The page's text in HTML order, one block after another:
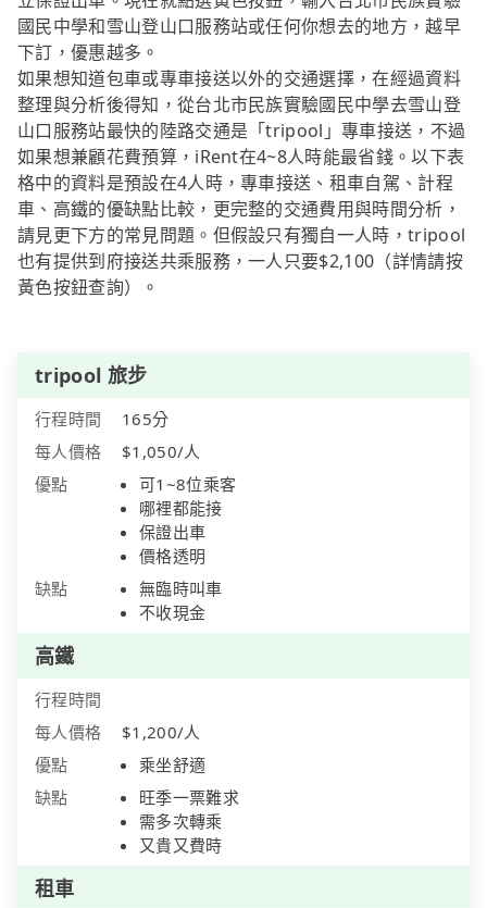
國民中學和雪山登山口服務站或任何你想去的地方，越早
下訂，優惠越多。
如果想知道包車或專車接送以外的交通選擇，在經過資料
整理與分析後得知，從台北市民族實驗國民中學去雪山登
山口服務站最快的陸路交通是「tripool」專車接送，不過
如果想兼顧花費預算，iRent在4~8人時能最省錢。以下表
格中的資料是預設在4人時，專車接送、租車自駕、計程
車、高鐵的優缺點比較，更完整的交通費用與時間分析，
請見更下方的常見問題。但假設只有獨自一人時，tripool
也有提供到府接送共乘服務，一人只要$2,100（詳情請按
黃色按鈕查詢）。
tripool 旅步
行程時間
165分
每人價格
$1,050/人
優點
可1~8位乘客
哪裡都能接
保證出車
價格透明
缺點
無臨時叫車
不收現金
高鐵
行程時間
每人價格
$1,200/人
優點
乘坐舒適
缺點
旺季一票難求
需多次轉乘
又貴又費時
租車